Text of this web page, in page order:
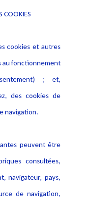
COOKIES
cookies et autres
au fonctionnement
; et,
des cookies de
navigation.
peuvent être
consultées,
navigateur, pays,
de navigation,